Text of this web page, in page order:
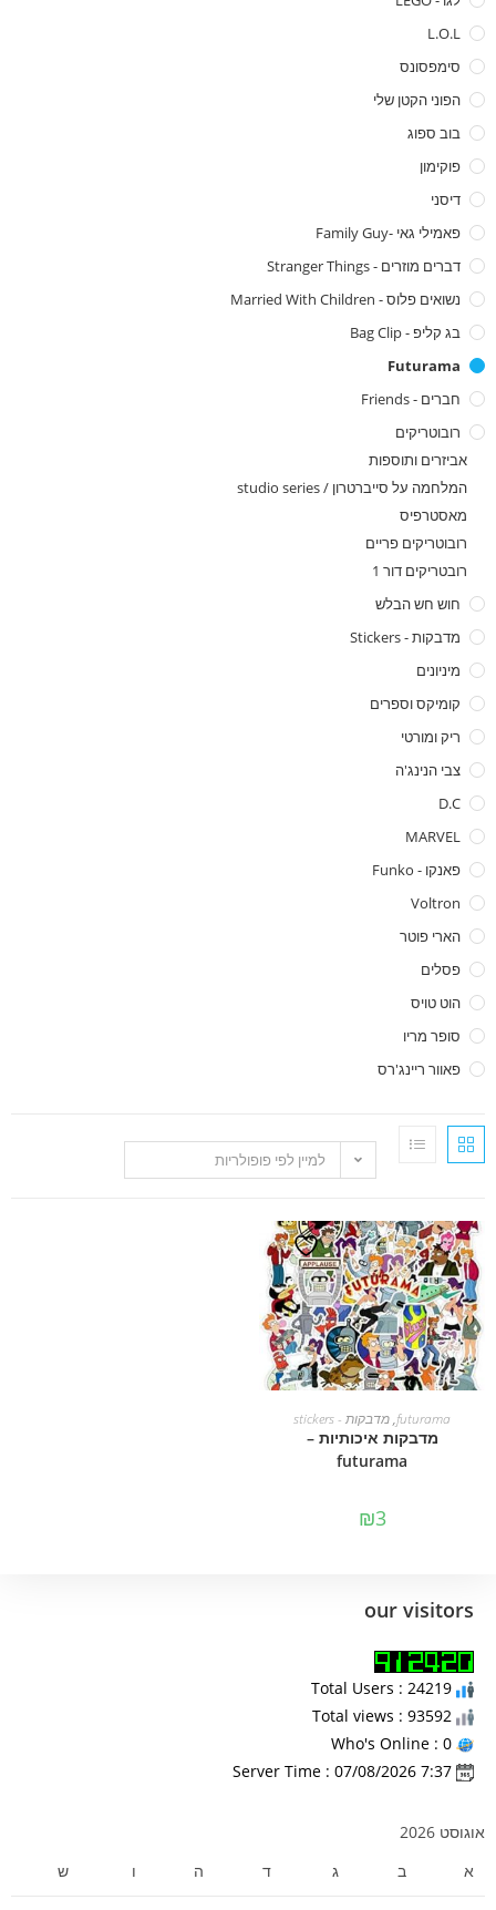
L.O.L
סימפסונס
הפוני הקטן שלי
בוב ספוג
פוקימון
דיסני
פאמילי גאי -family Guy
דברים מוזרים - Stranger Things
נשואים פלוס - Married With Children
בג קליפ - Bag Clip
Futurama
חברים - Friends
רובוטריקים
אביזרים ותוספות
המלחמה על סייברטרון / studio series
מאסטרפיס
רובוטריקים פריים
רובטריקים דור 1
חוש חש הבלש
מדבקות - Stickers
מיניונים
קומיקס וספרים
ריק ומורטי
צבי הנינג'ה
D.C
MARVEL
פאנקו - Funko
Voltron
הארי פוטר
פסלים
הוט טויס
סופר מריו
פאוור ריינג'רס
למיין לפי פופולריות
הוספה לסלfuturama
,מדבקות - stickers
מדבקות איכותיות –
futurama
₪3
our visitors
אוגוסט 2026
א
ב ג ד ה ו ש